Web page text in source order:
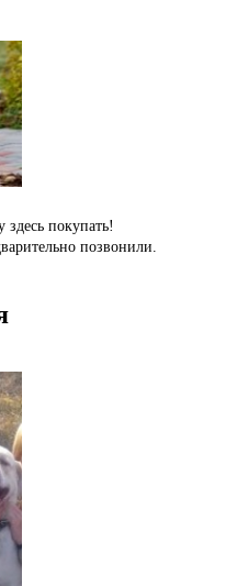
покупать!
позвонили.